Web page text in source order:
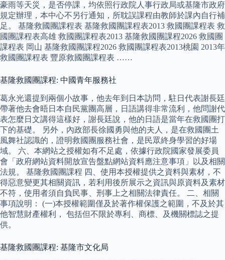
豪雨等天災，是否停課，均依照行政院人事行政局或基隆市政府
規定辦理，本中心不另行通知，所耽誤課程由教師於課內自行補
足。 基隆救國團課程表 基隆救國團課程表2013 救國團課程表 救
國團課程表高雄 救國團課程表2013 基隆救國團課程2026 救國團
課程表 岡山 基隆救國團課程2026 救國團課程表2013桃園 2013年
救國團課程表 豐原救國團課程表 ……
基隆救國團課程: 中國青年服務社
葛永光還提到兩個小故事，他去年到日本訪問，駐日代表謝長廷
帶著他去會晤日本自民黨團高層，日語講得非常流利，他問謝代
表怎麼日文講得這樣好，謝長廷說，他的日語是當年在救國團打
下的基礎。 另外，內政部長徐國勇與他的夫人，是在救國團土
風舞社認識的，證明救國團服務社會，是民眾終身學習的好場
域。 六、本網站之授權如有不足處，依據行政院國家發展委員
會「政府網站資料開放宣告盤點網站資料應注意事項」以及相關
法規。 基隆救國團課程 四、使用本授權提供之資料與素材，不
得惡意變更其相關資訊，若利用後所展示之資訊與原資料及素材
不符，使用者須自負民事、刑事上之相關法律責任。 二、相關
事項說明： (一)本授權範圍僅及於著作權保護之範圍，不及於其
他智慧財產權利， 包括但不限於專利、商標、及機關標誌之提
供。
基隆救國團課程: 基隆市文化局